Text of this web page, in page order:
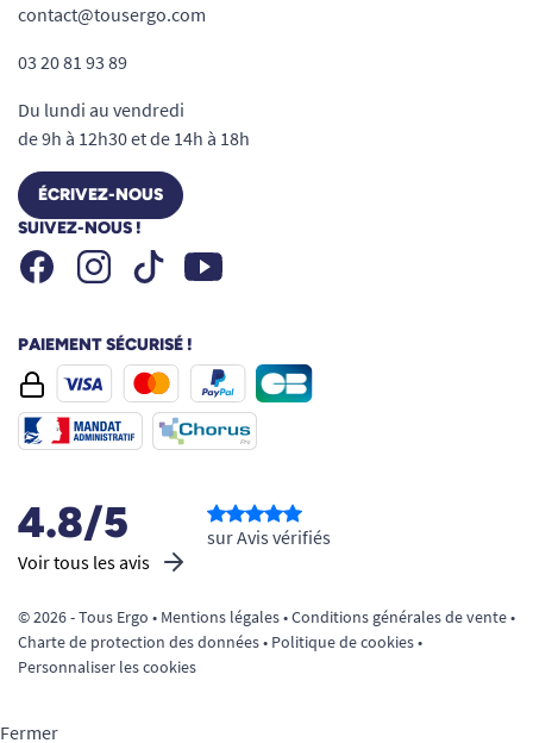
contact@tousergo.com
03 20 81 93 89
Du lundi au vendredi
de 9h à 12h30 et de 14h à 18h
ÉCRIVEZ-NOUS
SUIVEZ-NOUS !
FacebookInstagramTiktok Youtube
PAIEMENT SÉCURISÉ !
4.8/5
Voir tous les avis
sur Avis vérifiés
© 2026 - Tous Ergo • Mentions légales•Conditions générales de vente•
Charte de protection des données• Politique de cookies•
Personnaliser les cookies
Fermer